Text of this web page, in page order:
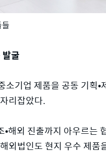
굴
소기업 제품을 공동 기
리잡았다.
해외 진출까지 아우르
외법인도 현지 우수 제